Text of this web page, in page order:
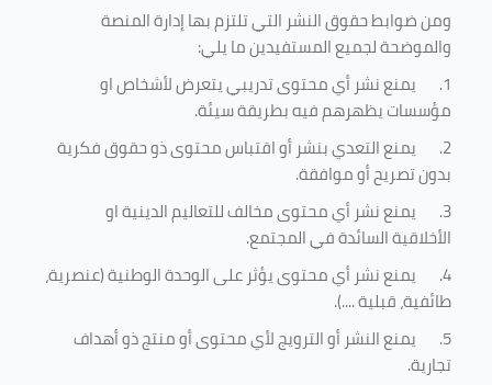
ومن ضوابط حقوق النشر التي تلتزم بها إدارة المنصة
والموضحة لجميع المستفيدين ما يلي:
1.
يمنع نشر أي محتوى تدريبي يتعرض لأشخاص او
مؤسسات يظهرهم فيه بطريقة سيئة.
2.
يمنع التعدي بنشر أو اقتباس محتوى ذو حقوق فكرية
بدون تصريح أو موافقة.
3.
يمنع نشر أي محتوى مخالف للتعاليم الدينية او
الأخلاقية السائدة في المجتمع.
4.
يمنع نشر أي محتوى يؤثر على الوحدة الوطنية (عنصرية،
طائفية، قبلية ....).
5.
يمنع النشر أو الترويج لأي محتوى أو منتج ذو أهداف
تجارية.